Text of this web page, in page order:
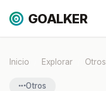
GOALKER
Inicio Explorar Otros
Otros